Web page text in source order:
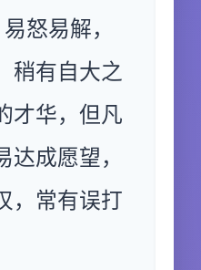
怒易解，
稍有自大之
才华，但凡
成愿望，
，常有误打